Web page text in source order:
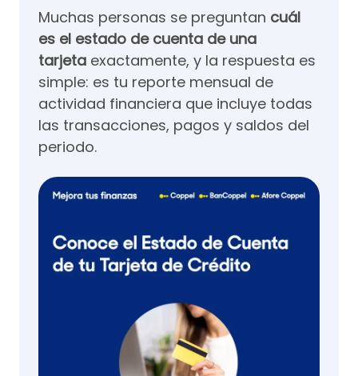
Muchas personas se preguntan cuál
es el estado de cuenta de una
tarjeta exactamente, y la respuesta es
simple: es tu reporte mensual de
actividad financiera que incluye todas
las transacciones, pagos y saldos del
periodo.